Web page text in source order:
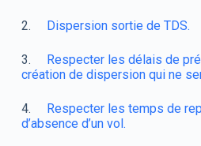
2. Dispersion sortie de TDS.
3. Respecter les délais de
création de dispersion qui ne
4.
Respecter les temps de
d’absence d’un vol.